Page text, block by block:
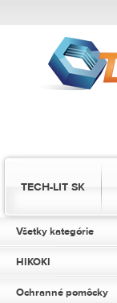
TECH-LIT SK
Všetky kategórie
HIKOKI
Ochranné pomôcky